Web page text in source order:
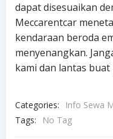
dapat disesuaikan
Meccarentcar
kendaraan beroda
menyenangkan.
kami dan lantas buat
Categories:
Info Sewa
Tags:
No Tag